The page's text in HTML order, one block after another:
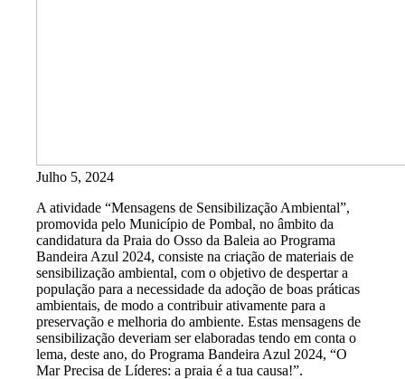
Julho 5, 2024
A atividade “Mensagens de Sensibilização Ambiental”,
promovida pelo Município de Pombal, no âmbito da
candidatura da Praia do Osso da Baleia ao Programa
Bandeira Azul 2024, consiste na criação de materiais de
sensibilização ambiental, com o objetivo de despertar a
população para a necessidade da adoção de boas práticas
ambientais, de modo a contribuir ativamente para a
preservação e melhoria do ambiente. Estas mensagens de
sensibilização deveriam ser elaboradas tendo em conta o
lema, deste ano, do Programa Bandeira Azul 2024, “O
Mar Precisa de Líderes: a praia é a tua causa!”.